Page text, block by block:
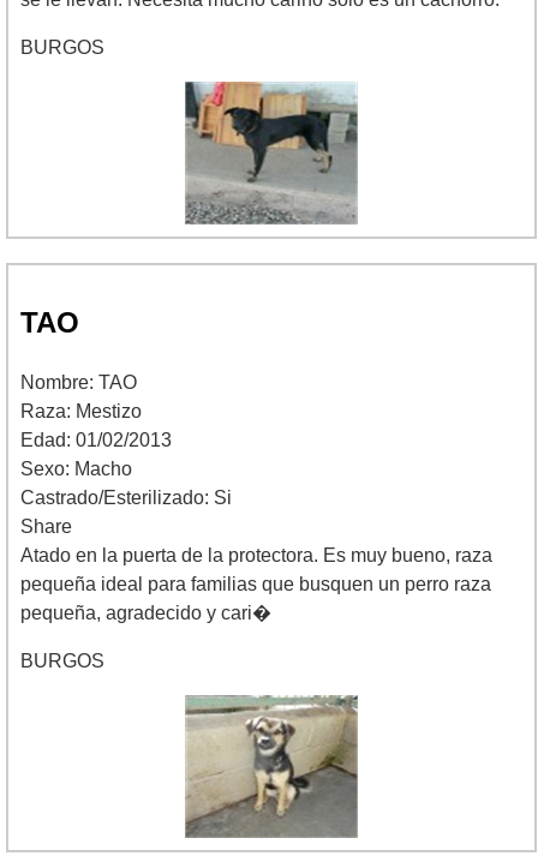
BURGOS
TAO
Nombre: TAO
Raza: Mestizo
Edad: 01/02/2013
Sexo: Macho
Castrado/Esterilizado: Si
Share
Atado en la puerta de la protectora. Es muy bueno, raza
pequeña ideal para familias que busquen un perro raza
pequeña, agradecido y cari�
BURGOS